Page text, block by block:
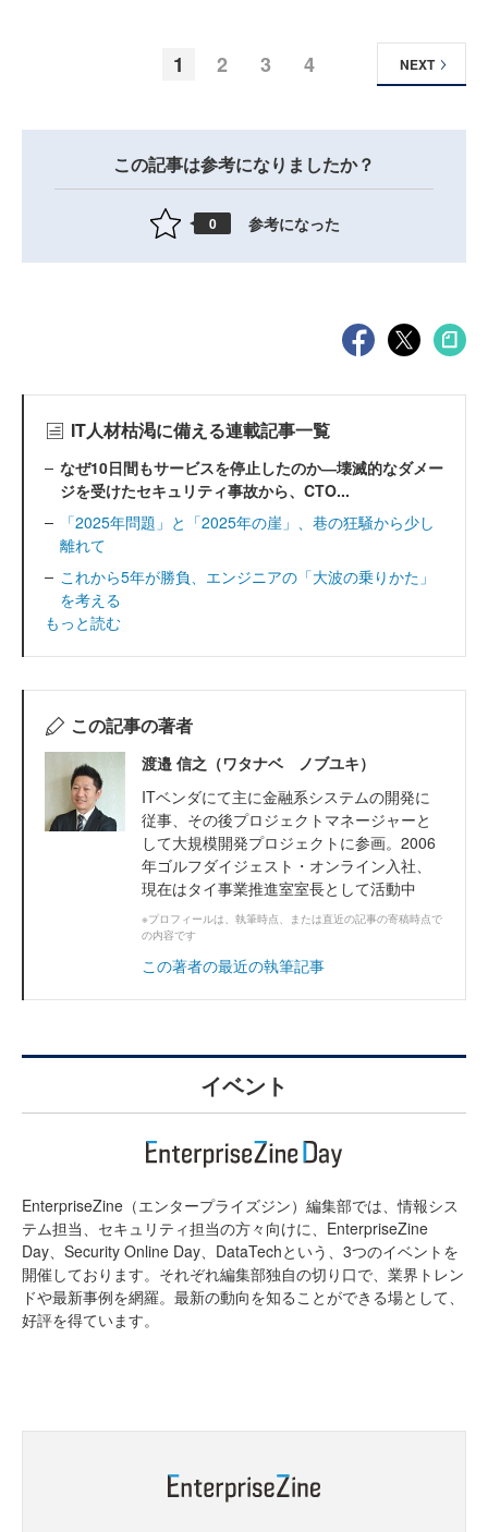
1 2 3 4 NEXT
この記事は参考になりましたか？
0 参考になった
IT人材枯渇に備える連載記事一覧
なぜ10日間もサービスを停止したのか―壊滅的なダメー
ジを受けたセキュリティ事故から、CTO...
「2025年問題」と「2025年の崖」、巷の狂騒から少し
離れて
これから5年が勝負、エンジニアの「大波の乗りかた」
を考える
もっと読む
この記事の著者
渡邉 信之（ワタナベ ノブユキ）
ITベンダにて主に金融系システムの開発に
従事、その後プロジェクトマネージャーと
して大規模開発プロジェクトに参画。2006
年ゴルフダイジェスト・オンライン入社、
現在はタイ事業推進室室長として活動中
※プロフィールは、執筆時点、または直近の記事の寄稿時点で
の内容です
この著者の最近の執筆記事
イベント
EnterpriseZine（エンタープライズジン）編集部では、情報シス
テム担当、セキュリティ担当の方々向けに、EnterpriseZine
Day、Security Online Day、DataTechという、3つのイベントを
開催しております。それぞれ編集部独自の切り口で、業界トレン
ドや最新事例を網羅。最新の動向を知ることができる場として、
好評を得ています。